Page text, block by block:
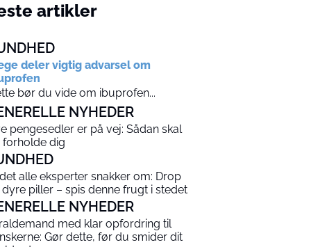
artikler
deler vigtig advarsel om
bør du vide om ibuprofen...
NYHEDER
pengesedler er på vej: Sådan skal
forholde dig
alle eksperter snakker om: Drop
piller – spis denne frugt i stedet
NYHEDER
med klar opfordring til
Gør dette, før du smider dit